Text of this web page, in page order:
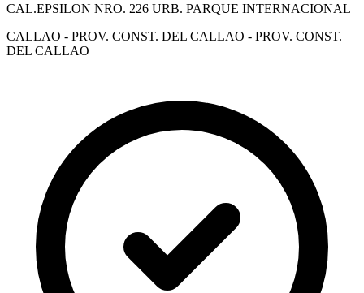
CAL.EPSILON NRO. 226 URB. PARQUE INTERNACIONAL
CALLAO - PROV. CONST. DEL CALLAO - PROV. CONST.
DEL CALLAO